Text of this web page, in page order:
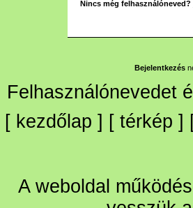
Nincs még felhasználóneved?
Bejelentkezés
Felhasználónevedet
[ kezdőlap ] [ térkép ]
A weboldal